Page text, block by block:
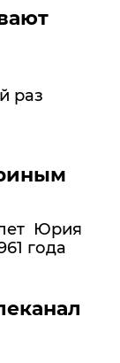
раз
Юрия
года